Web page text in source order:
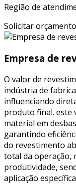
Região de
Solicitar orçamento
Empresa de
O valor de
indústria de
influenciando
produto final. este
material em
garantindo
do revestimento
total da operação,
produtividade,
aplicação